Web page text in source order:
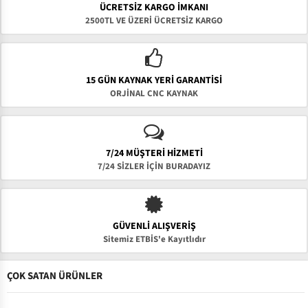
ÜCRETSIZ KARGO İMKANI
2500TL VE ÜZERİ ÜCRETSİZ KARGO
15 GÜN KAYNAK YERI GARANTISI
ORJİNAL CNC KAYNAK
7/24 MÜŞTERİ HİZMETİ
7/24 SİZLER İÇİN BURADAYIZ
GÜVENLI ALIŞVERIŞ
Sitemiz ETBİS'e Kayıtlıdır
ÇOK SATAN ÜRÜNLER